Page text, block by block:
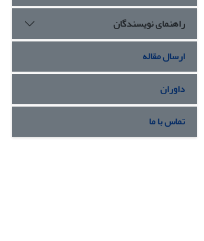
راهنمای نویسندگان
ارسال مقاله
داوران
تماس با ما